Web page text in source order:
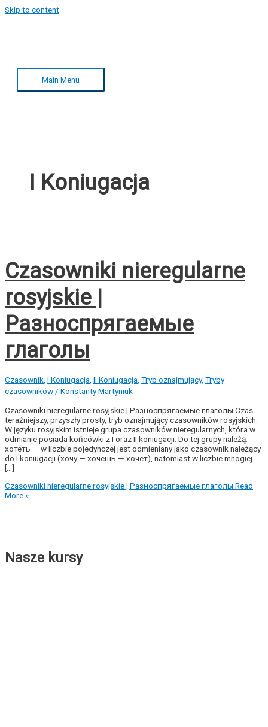
Skip to content
Main Menu
I Koniugacja
Czasowniki nieregularne
rosyjskie |
Разноспрягаемые
глаголы
Czasownik, I Koniugacja, II Koniugacja, Tryb oznajmujący, Tryby
czasowników/ Konstanty Martyniuk
Czasowniki nieregularne rosyjskie | Разноспрягаемые глаголы Czas
teraźniejszy, przyszły prosty, tryb oznajmujący czasowników rosyjskich.
W języku rosyjskim istnieje grupa czasowników nieregularnych, która w
odmianie posiada końcówki z I oraz II koniugacji. Do tej grupy należą:
хоте́ть — w liczbie pojedynczej jest odmieniany jako czasownik należący
do I koniugacji (хочу — хочешь — хочет), natomiast w liczbie mnogiej
[…]
Czasowniki nieregularne rosyjskie | Разноспрягаемые глаголы Read
More »
Nasze kursy